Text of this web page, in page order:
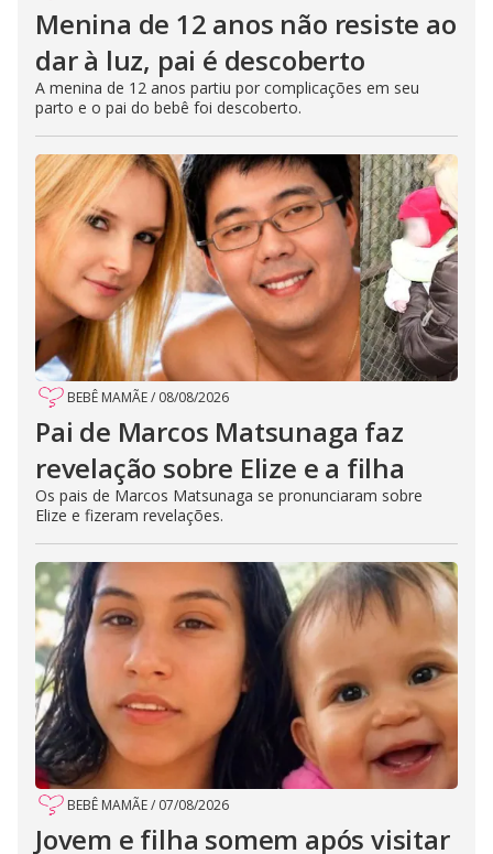
Menina de 12 anos não resiste ao
dar à luz, pai é descoberto
A menina de 12 anos partiu por complicações em seu
parto e o pai do bebê foi descoberto.
BEBÊ MAMÃE/ 08/08/2026
Pai de Marcos Matsunaga faz
revelação sobre Elize e a filha
Os pais de Marcos Matsunaga se pronunciaram sobre
Elize e fizeram revelações.
BEBÊ MAMÃE/ 07/08/2026
Jovem e filha somem após visitar